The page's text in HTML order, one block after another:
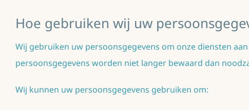
Hoe gebruiken wij uw
Wij gebruiken uw persoonsgegevens om onze diensten
persoonsgegevens worden niet langer bewaard dan
Wij kunnen uw persoonsgegevens gebruiken om: